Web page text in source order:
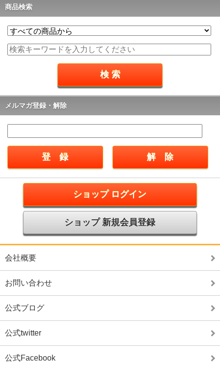
商品検索
メルマガ登録・解除
ショップ ログイン
ショップ 新規会員登録
会社概要
お問い合わせ
公式ブログ
公式twitter
公式Facebook